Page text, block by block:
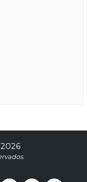
2026